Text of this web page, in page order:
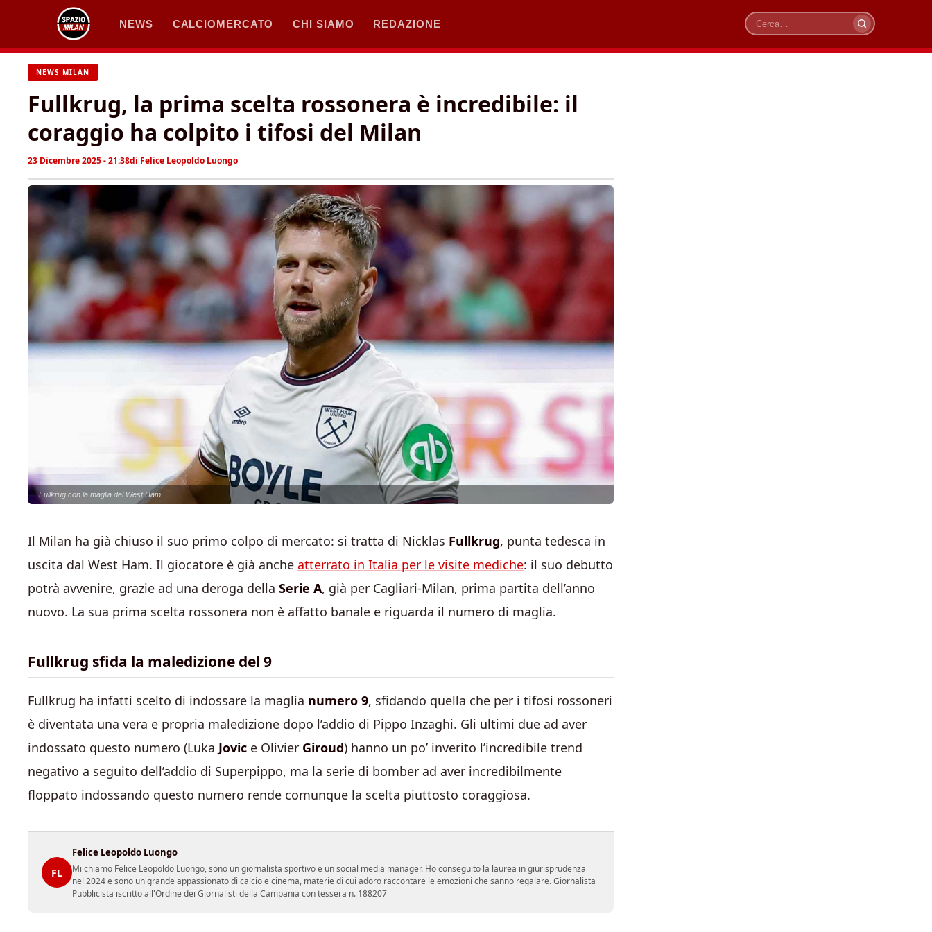
contenuto
NEWS CALCIOMERCATO CHI SIAMO REDAZIONE
Cerca
NEWS MILAN
Fullkrug, la prima scelta rossonera è incredibile: il
coraggio ha colpito i tifosi del Milan
23 Dicembre 2025 - 21:38di Felice Leopoldo Luongo
Fullkrug con la maglia del West Ham
Il Milan ha già chiuso il suo primo colpo di mercato: si tratta di Nicklas Fullkrug, punta tedesca in
uscita dal West Ham. Il giocatore è già anche atterrato in Italia per le visite mediche: il suo debutto
potrà avvenire, grazie ad una deroga della Serie A, già per Cagliari-Milan, prima partita dell’anno
nuovo. La sua prima scelta rossonera non è affatto banale e riguarda il numero di maglia.
Fullkrug sfida la maledizione del 9
Fullkrug ha infatti scelto di indossare la maglia numero 9, sfidando quella che per i tifosi rossoneri
è diventata una vera e propria maledizione dopo l’addio di Pippo Inzaghi. Gli ultimi due ad aver
indossato questo numero (Luka Jovic e Olivier Giroud) hanno un po’ inverito l’incredibile trend
negativo a seguito dell’addio di Superpippo, ma la serie di bomber ad aver incredibilmente
floppato indossando questo numero rende comunque la scelta piuttosto coraggiosa.
FL
Felice Leopoldo Luongo
Mi chiamo Felice Leopoldo Luongo, sono un giornalista sportivo e un social media manager. Ho conseguito la laurea in giurisprudenza
nel 2024 e sono un grande appassionato di calcio e cinema, materie di cui adoro raccontare le emozioni che sanno regalare. Giornalista
Pubblicista iscritto all'Ordine dei Giornalisti della Campania con tessera n. 188207